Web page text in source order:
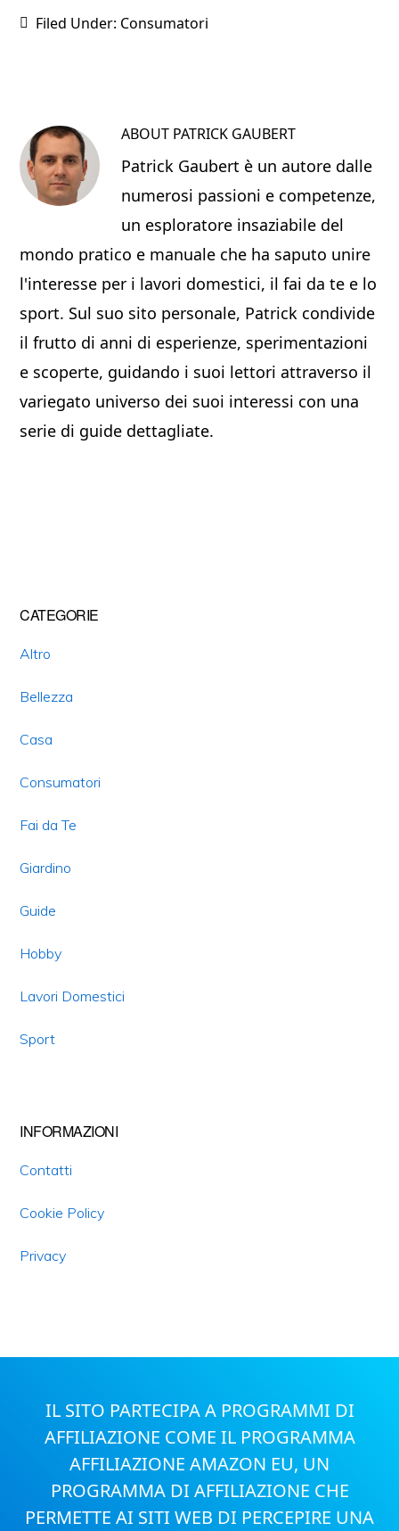
Filed Under: Consumatori
ABOUT PATRICK GAUBERT
Patrick Gaubert è un autore dalle
numerosi passioni e competenze,
un esploratore insaziabile del
mondo pratico e manuale che ha saputo unire
l'interesse per i lavori domestici, il fai da te e lo
sport. Sul suo sito personale, Patrick condivide
il frutto di anni di esperienze, sperimentazioni
e scoperte, guidando i suoi lettori attraverso il
variegato universo dei suoi interessi con una
serie di guide dettagliate.
Primary
Sidebar
CATEGORIE
Altro
Bellezza
Casa
Consumatori
Fai da Te
Giardino
Guide
Hobby
Lavori Domestici
Sport
INFORMAZIONI
Contatti
Cookie Policy
Privacy
IL SITO PARTECIPA A PROGRAMMI DI
AFFILIAZIONE COME IL PROGRAMMA
AFFILIAZIONE AMAZON EU, UN
PROGRAMMA DI AFFILIAZIONE CHE
PERMETTE AI SITI WEB DI PERCEPIRE UNA